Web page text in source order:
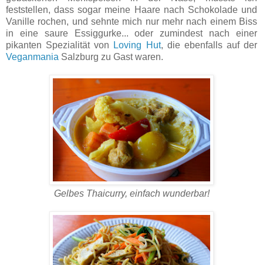
feststellen, dass sogar meine Haare nach Schokolade und
Vanille rochen, und sehnte mich nur mehr nach einem Biss
in eine saure Essiggurke... oder zumindest nach einer
pikanten Spezialität von
Loving Hut, die ebenfalls auf der
Veganmania Salzburg zu Gast waren.
Gelbes Thaicurry, einfach wunderbar!